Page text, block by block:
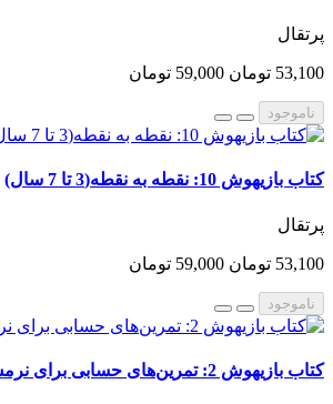
پرتقال
53,100 تومان 59,000 تومان
ناموجود
کتاب بازیهوش 10: نقطه به نقطه(3 تا 7 سال)
پرتقال
53,100 تومان 59,000 تومان
ناموجود
کتاب بازیهوش 2: تمرین‌های حسابی برای نرمش مغز